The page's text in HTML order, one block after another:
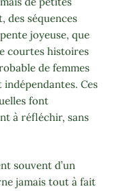
des séquences
joyeuse, que
courtes histoires
de femmes
Ces
font
à réfléchir, sans
souvent d’un
jamais tout à fait